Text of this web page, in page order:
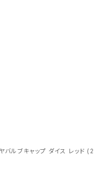
バルブキャップ ダイス レッド